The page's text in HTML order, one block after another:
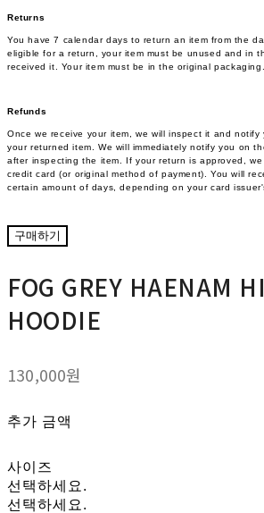
Returns
You have 7 calendar days to return an item from the
eligible for a return, your item must be unused and in
received it. Your item must be in the original packaging.
Refunds
Once we receive your item, we will inspect it and
your returned item. We will immediately notify you on
after inspecting the item. If your return is approved,
credit card (or original method of payment). You will
certain amount of days, depending on your card
구매하기
FOG GREY HAENAM
HOODIE
130,000원
추가 금액
사이즈
선택하세요.
선택하세요.